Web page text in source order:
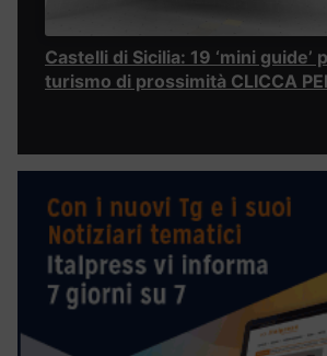
Castelli di Sicilia: 19 ‘mini guide’
turismo di prossimità CLICCA